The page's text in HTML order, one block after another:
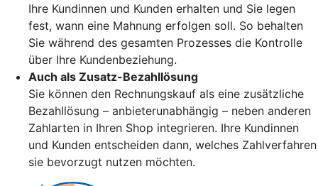
Ihre Kundinnen und Kunden erhalten und Sie legen
fest, wann eine Mahnung erfolgen soll. So behalten
Sie während des gesamten Prozesses die Kontrolle
über Ihre Kundenbeziehung.
Auch als Zusatz-Bezahllösung
Sie können den Rechnungskauf als eine zusätzliche
Bezahllösung – anbieterunabhängig – neben anderen
Zahlarten in Ihren Shop integrieren. Ihre Kundinnen
und Kunden entscheiden dann, welches Zahlverfahren
sie bevorzugt nutzen möchten.